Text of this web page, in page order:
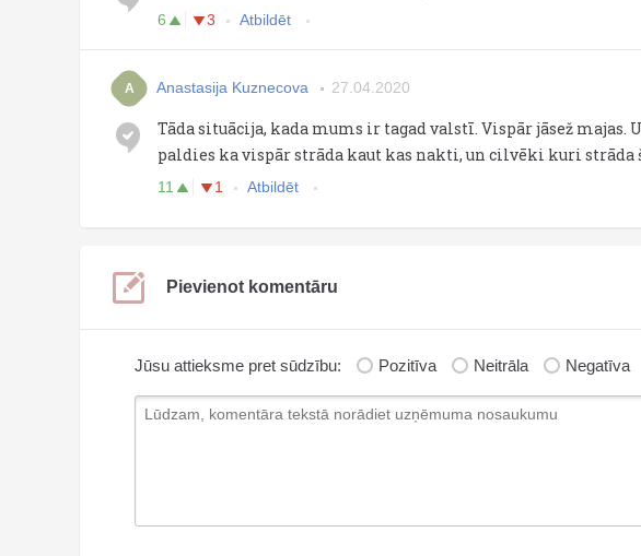
6 3 Atbildēt
A Anastasija Kuznecova 27.04.2020
Tāda situācija, kada mums ir tagad valstī. Vispār jāsež majas.
paldies ka vispār strāda kaut kas nakti, un cilvēki kuri strāda
11 1 Atbildēt
Pievienot komentāru
Jūsu attieksme pret sūdzību: Pozitīva Neitrāla Negatīva